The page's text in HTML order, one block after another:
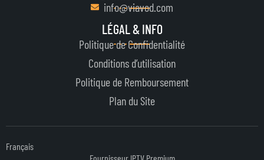
info@viavod.com
LÉGAL & INFO
Politique de Confidentialité
Conditions d’utilisation
Politique de Remboursement
Plan du Site
Français
English
Fournisseur IPTV Premium